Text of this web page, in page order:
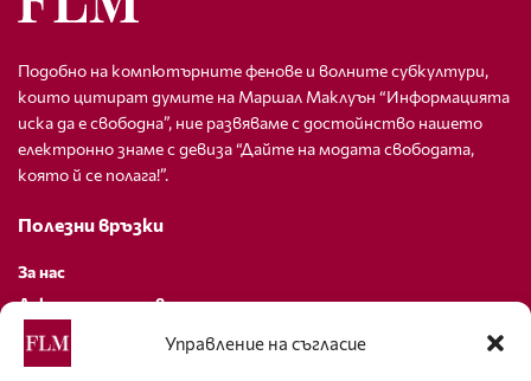
Управление на съгласие
Подобно на компютърните фенове и волните субкултури,
които цитират думите на Маршал Маклуън “Информацията
иска да е свободна”, ние развяваме с достойнство нашето
електронно знаме с девиза “Дайте на модата свободата,
която й се полага!”.
Полезни връзки
За нас
Декларация за поверителност
Политика за бисквитки